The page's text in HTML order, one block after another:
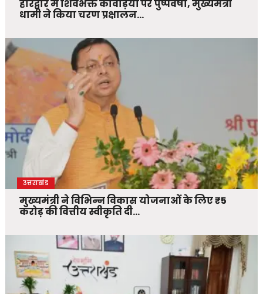
हरिद्वार में शिवभक्त कांवड़ियों पर पुष्पवर्षा, मुख्यमंत्री
धामी ने किया चरण प्रक्षालन…
उत्तराखंड
मुख्यमंत्री ने विभिन्न विकास योजनाओं के लिए ₹5
करोड़ की वित्तीय स्वीकृति दी…